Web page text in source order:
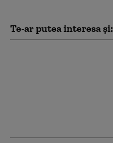
Te-ar putea interesa și: